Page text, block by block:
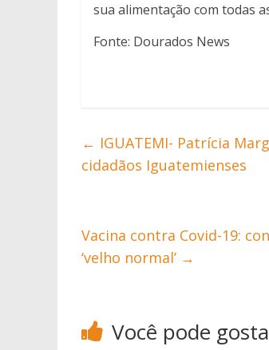
sua alimentação com todas
Fonte: Dourados News
← IGUATEMI- Patrícia
cidadãos Iguatemienses
Vacina contra Covid-19:
‘velho normal’ →
Você pode